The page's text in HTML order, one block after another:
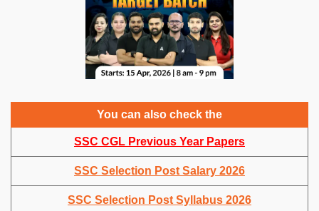
You can also check the
SSC CGL Previous Year Papers
SSC Selection Post Salary 2026
SSC Selection Post Syllabus 2026